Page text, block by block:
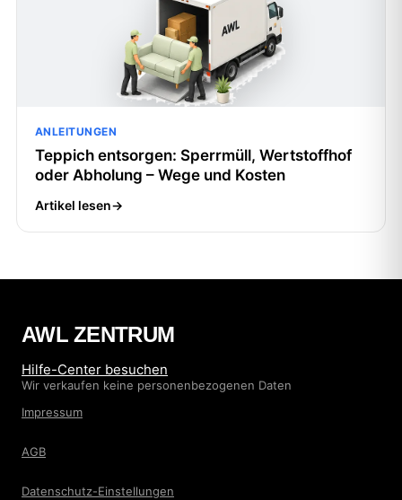
ANLEITUNGEN
Teppich entsorgen: Sperrmüll, Wertstoffhof
oder Abholung – Wege und Kosten
Artikel lesen→
AWL ZENTRUM
Hilfe-Center besuchen
Wir verkaufen keine personenbezogenen Daten
Impressum
AGB
Datenschutz-Einstellungen